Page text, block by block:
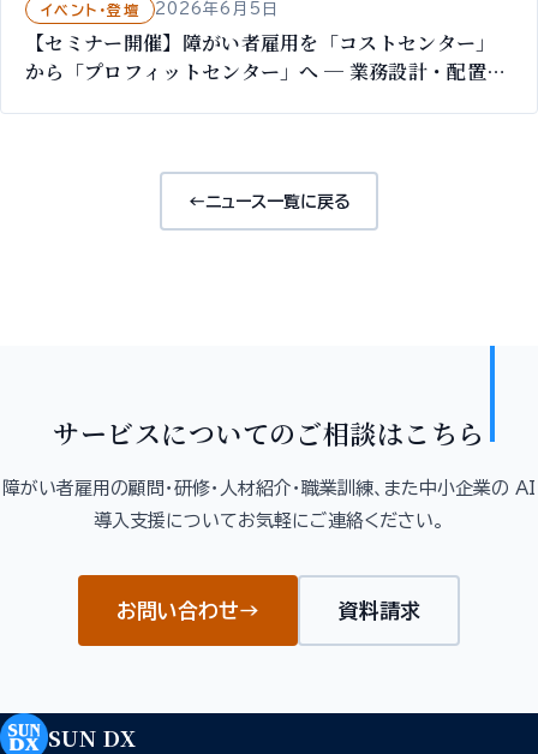
イベント・登壇 2026年6月5日
【セミナー開催】障がい者雇用を「コストセンター」
から「プロフィットセンター」へ ─ 業務設計・配置・
←ニュース一覧に戻る
サービスについてのご相談はこちら
障がい者雇用の顧問・研修・人材紹介・職業訓練、また中小企業の AI
導入支援についてお気軽にご連絡ください。
お問い合わせ→ 資料請求
SUN DX